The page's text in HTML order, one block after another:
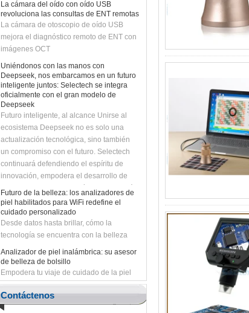
La cámara de otoscopio de oído USB
mejora el diagnóstico remoto de ENT con
imágenes OCT
Uniéndonos con las manos con
Deepseek, nos embarcamos en un futuro
inteligente juntos: Selectech se integra
oficialmente con el gran modelo de
Deepseek
Futuro inteligente, al alcance Unirse al
ecosistema Deepseek no es solo una
actualización tecnológica, sino también
un compromiso con el futuro. Selectech
continuará defendiendo el espíritu de
innovación, empodera el desarrollo de
negocios con la tecnología de IA y traerá a
los clientes soluciones más inteligentes y
eficientes. ¡Unirnos con Deepseek para
desatar el futuro inteligente y crear
infinitas posibilidades juntas!
Futuro de la belleza: los analizadores de
piel habilitados para WiFi redefine el
cuidado personalizado
Desde datos hasta brillar, cómo la
tecnología se encuentra con la belleza
Analizador de piel inalámbrica: su asesor
de belleza de bolsillo
Empodera tu viaje de cuidado de la piel
con diagnósticos en tiempo real
Revolucionar el cuidado del cuidado de la
piel con analizador de piel inalámbrica
WiFi con IA
Contáctenos